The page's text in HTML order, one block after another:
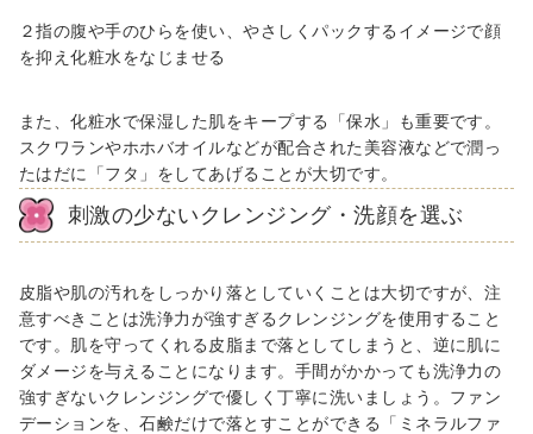
２指の腹や手のひらを使い、やさしくパックするイメージで顔
を抑え化粧水をなじませる
また、化粧水で保湿した肌をキープする「保水」も重要です。
スクワランやホホバオイルなどが配合された美容液などで潤っ
たはだに「フタ」をしてあげることが大切です。
刺激の少ないクレンジング・洗顔を選ぶ
皮脂や肌の汚れをしっかり落としていくことは大切ですが、注
意すべきことは洗浄力が強すぎるクレンジングを使用すること
です。肌を守ってくれる皮脂まで落としてしまうと、逆に肌に
ダメージを与えることになります。手間がかかっても洗浄力の
強すぎないクレンジングで優しく丁寧に洗いましょう。ファン
デーションを、石鹸だけで落とすことができる「ミネラルファ